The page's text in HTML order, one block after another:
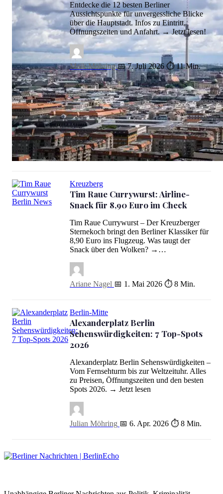
Entdecke die 12 besten Berliner
Aussichtspunkte für unvergessliche Blicke
über die Hauptstadt. Infos zu Eintritt,
Öffnungszeiten und Anfahrt. → Jetzt lesen!
Maik Möhring 📅 7. Juli 2026 ⏱ 11 Min.
Tim Raue Currywurst: Airline-Snack für 8,90 Euro im Check
Kreuzberg
Tim Raue Currywurst: Airline-
Snack für 8,90 Euro im Check
Tim Raue Currywurst – Der Kreuzberger
Sternekoch bringt den Berliner Klassiker für
8,90 Euro ins Flugzeug. Was taugt der
Snack über den Wolken? →…
Ariane Nagel 📅 1. Mai 2026 ⏱ 8 Min.
Alexanderplatz Berlin Sehenswürdigkeiten: 7 Top-Spots 2026
Berlin-Mitte
Alexanderplatz Berlin
Sehenswürdigkeiten: 7 Top-Spots
2026
Alexanderplatz Berlin Sehenswürdigkeiten –
Vom Fernsehturm bis zur Weltzeituhr. Alles
zu Preisen, Öffnungszeiten und den besten
Spots 2026. → Jetzt lesen
Julian Möhring 📅 6. Apr. 2026 ⏱ 8 Min.